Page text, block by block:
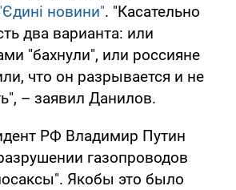
новини". "Касательно
два варианта: или
"бахнули", или россияне
что он разрывается и не
– заявил Данилов.
РФ Владимир Путин
газопроводов
Якобы это было